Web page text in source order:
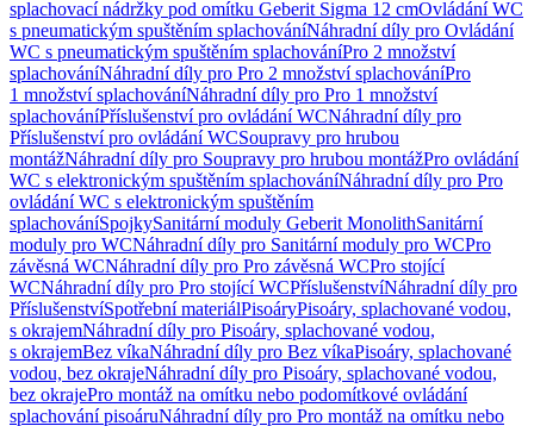
splachovací nádržky pod omítku Geberit Sigma 12 cmOvládání WC
s pneumatickým spuštěním splachováníNáhradní díly pro Ovládání
WC s pneumatickým spuštěním splachováníPro 2 množství
splachováníNáhradní díly pro Pro 2 množství splachováníPro
1 množství splachováníNáhradní díly pro Pro 1 množství
splachováníPříslušenství pro ovládání WCNáhradní díly pro
Příslušenství pro ovládání WCSoupravy pro hrubou
montážNáhradní díly pro Soupravy pro hrubou montážPro ovládání
WC s elektronickým spuštěním splachováníNáhradní díly pro Pro
ovládání WC s elektronickým spuštěním
splachováníSpojkySanitární moduly Geberit MonolithSanitární
moduly pro WCNáhradní díly pro Sanitární moduly pro WCPro
závěsná WCNáhradní díly pro Pro závěsná WCPro stojící
WCNáhradní díly pro Pro stojící WCPříslušenstvíNáhradní díly pro
PříslušenstvíSpotřební materiálPisoáryPisoáry, splachované vodou,
s okrajemNáhradní díly pro Pisoáry, splachované vodou,
s okrajemBez víkaNáhradní díly pro Bez víkaPisoáry, splachované
vodou, bez okrajeNáhradní díly pro Pisoáry, splachované vodou,
bez okrajePro montáž na omítku nebo podomítkové ovládání
splachování pisoáruNáhradní díly pro Pro montáž na omítku nebo